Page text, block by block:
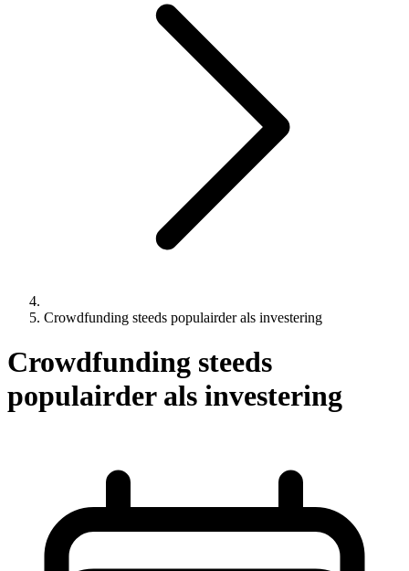
Crowdfunding steeds populairder als investering
Crowdfunding steeds
populairder als investering